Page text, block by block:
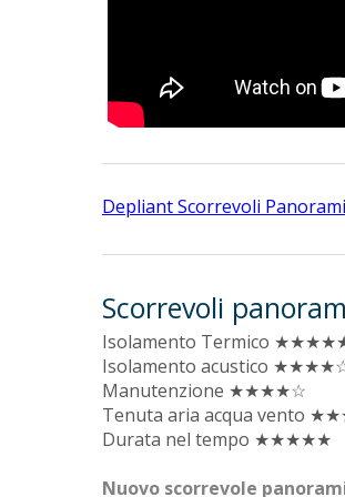
Depliant Scorrevoli
Scorrevoli
Isolamento Termico
Isolamento acustico
Manutenzione ★★★★☆
Tenuta aria acqua vento
Durata nel tempo ★★★★★
Nuovo scorrevole